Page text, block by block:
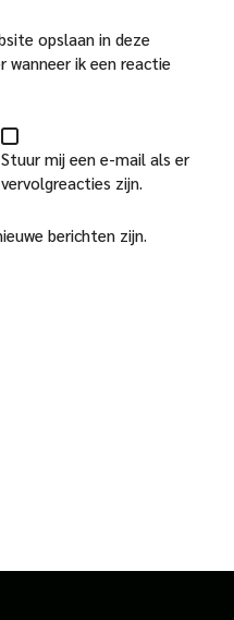
opslaan in deze
wanneer ik een reactie
Stuur mij een e-mail als er
vervolgreacties zijn.
berichten zijn.